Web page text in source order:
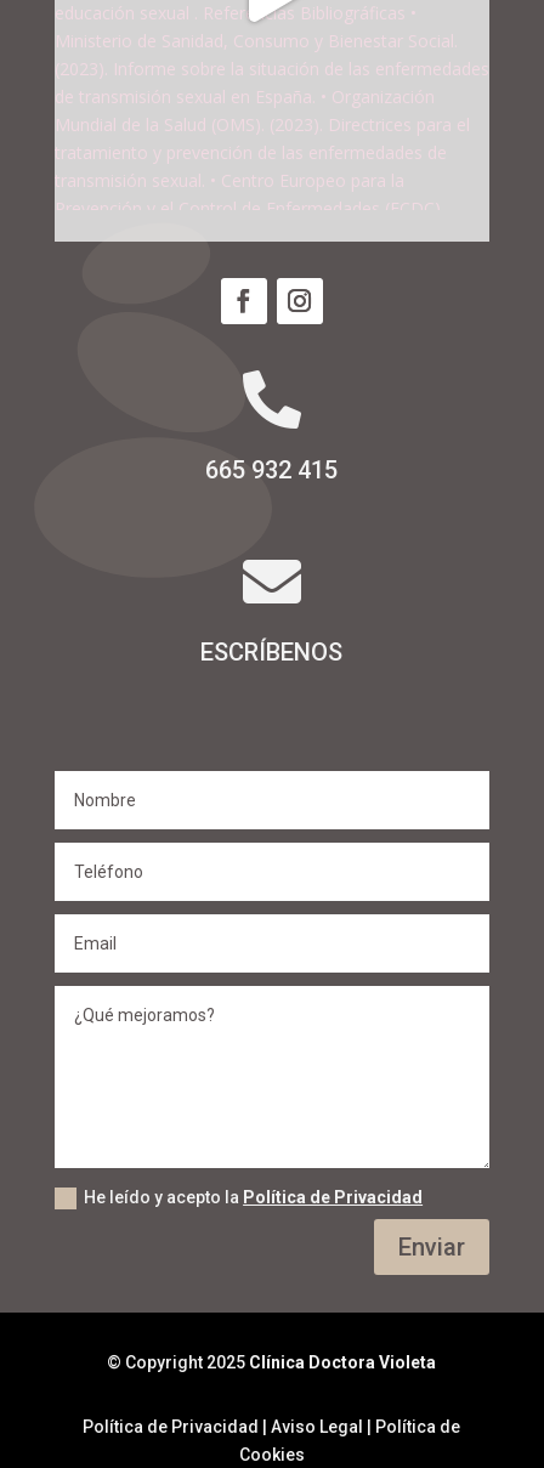

665 932 415

ESCRÍBENOS
He leído y acepto la Política de Privacidad
Enviar
© Copyright 2025 Clínica Doctora Violeta
Política de Privacidad |Aviso Legal
Política de
Cookies